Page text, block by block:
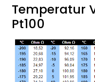
Temperatur
Pt100